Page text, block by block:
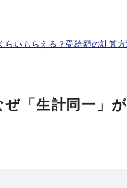
らいもらえる？受給額の計算
「生計同一」